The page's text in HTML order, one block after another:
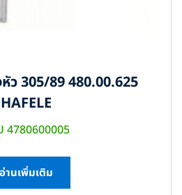
ว 305/89 480.00.625
HAFELE
4780600005
อ่านเพิ่มเติม